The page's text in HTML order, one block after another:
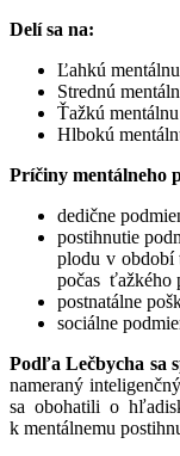
Delí sa na:
Ľahkú
Strednú
Ťažkú
Hlbokú
Príčiny mentálneho
dedične
postihnutie
plodu v období
počas ťažkého
postnatálne
sociálne
Podľa Lečbycha sa
nameraný
sa obohatili o
k mentálnemu